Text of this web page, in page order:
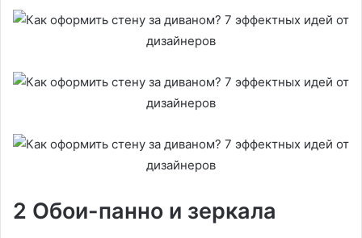
2 Обои-панно и зеркала